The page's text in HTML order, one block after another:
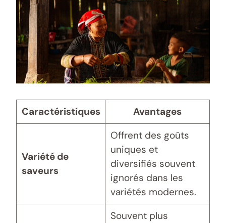
Caractéristiques Avantages
Variété de
saveurs
Offrent des goûts
uniques et
diversifiés souvent
ignorés dans les
variétés modernes.
Souvent plus